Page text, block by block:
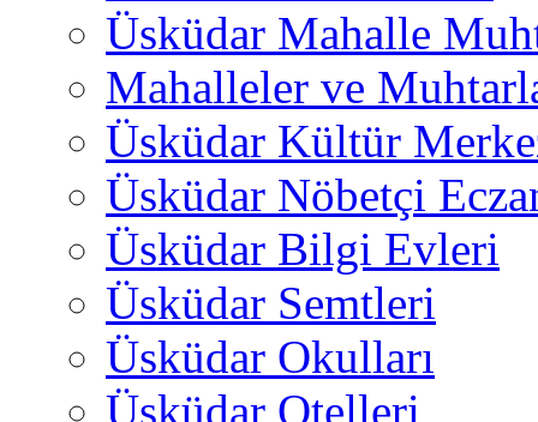
Üsküdar Mahalle
Mahalleler ve
Üsküdar Kültür
Üsküdar Nöbetçi
Üsküdar Bilgi Evleri
Üsküdar Semtleri
Üsküdar Okulları
Üsküdar Otelleri